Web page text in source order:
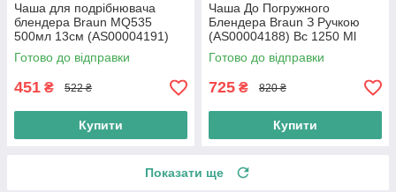
Чаша для подрібнювача
блендера Braun MQ535
500мл 13см (AS00004191)
Готово до відправки
451 ₴ 522 ₴
Купити
Чаша До Погружного
Блендера Braun З Ручкою
(AS00004188) Bc 1250 Ml
Готово до відправки
725 ₴ 820 ₴
Купити
Показати ще